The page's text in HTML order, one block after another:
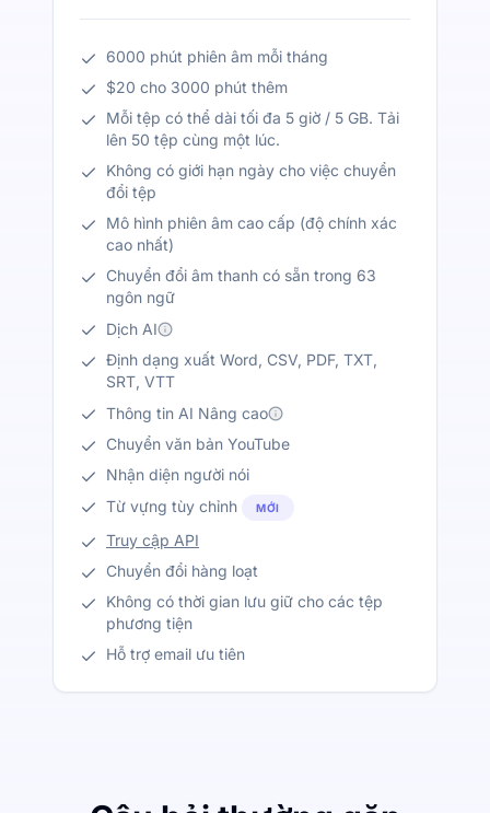
6000 phút phiên âm mỗi tháng
$20 cho 3000 phút thêm
Mỗi tệp có thể dài tối đa 5 giờ / 5 GB. Tải
lên 50 tệp cùng một lúc.
Không có giới hạn ngày cho việc chuyển
đổi tệp
Mô hình phiên âm cao cấp (độ chính xác
cao nhất)
Chuyển đổi âm thanh có sẵn trong 63
ngôn ngữ
Dịch AI
Định dạng xuất Word, CSV, PDF, TXT,
SRT, VTT
Thông tin AI Nâng cao
Chuyển văn bản YouTube
Nhận diện người nói
Từ vựng tùy chỉnh
MỚI
Truy cập API
Chuyển đổi hàng loạt
Không có thời gian lưu giữ cho các tệp
phương tiện
Hỗ trợ email ưu tiên